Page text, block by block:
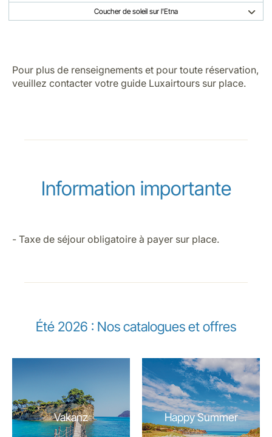
Coucher de soleil sur l'Etna
Pour plus de renseignements et pour toute réservation,
veuillez contacter votre guide Luxairtours sur place.
Information importante
- Taxe de séjour obligatoire à payer sur place.
Été 2026 : Nos catalogues et offres
Vakanz Happy Summer